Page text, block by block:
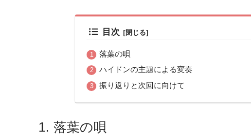
目次
落葉の唄
ハイドンの主題による変奏
振り返りと次回に向けて
落葉の唄